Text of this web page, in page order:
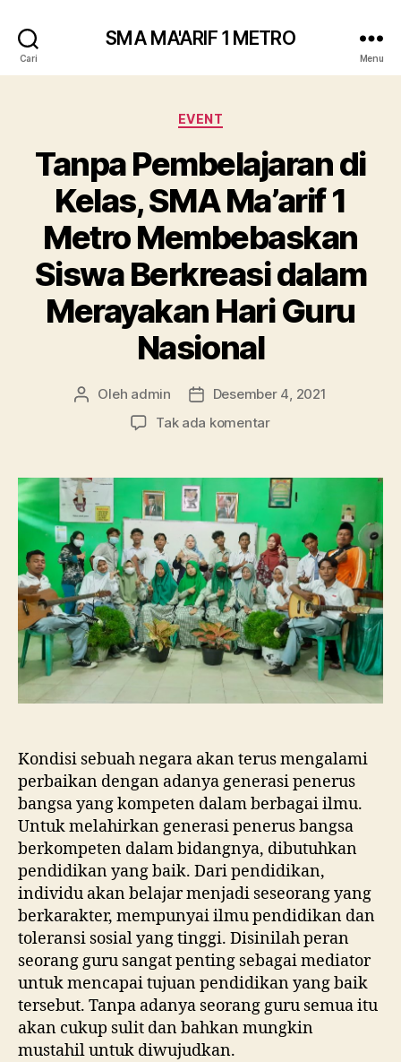
Cari
SMA MA'ARIF 1 METRO
Menu
Kategori
EVENT
Tanpa Pembelajaran di
Kelas, SMA Ma’arif 1
Metro Membebaskan
Siswa Berkreasi dalam
Merayakan Hari Guru
Nasional
Penulis
Oleh admin
Tanggal
artikel
Desember 4, 2021
Tak ada komentarpada
di
Kelas,
Ma’arif
1
Metro
Membebaskan
Siswa
Berkreasi
dalam
Merayakan
Kondisi sebuah negara akan terus mengalami
perbaikan dengan adanya generasi penerus
bangsa yang kompeten dalam berbagai ilmu.
Untuk melahirkan generasi penerus bangsa
berkompeten dalam bidangnya, dibutuhkan
pendidikan yang baik. Dari pendidikan,
individu akan belajar menjadi seseorang yang
berkarakter, mempunyai ilmu pendidikan dan
toleransi sosial yang tinggi. Disinilah peran
seorang guru sangat penting sebagai mediator
untuk mencapai tujuan pendidikan yang baik
tersebut. Tanpa adanya seorang guru semua itu
akan cukup sulit dan bahkan mungkin
mustahil untuk diwujudkan.